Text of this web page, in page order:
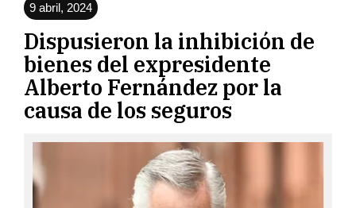
9 abril, 2024
Dispusieron la inhibición de
bienes del expresidente
Alberto Fernández por la
causa de los seguros